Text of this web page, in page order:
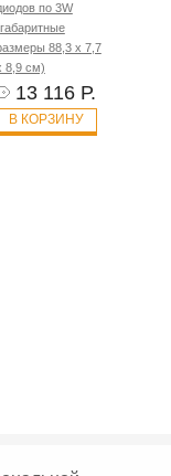
по 3W
88,3 х 7,7
8,9 см)
13 116 Р.
В КОРЗИНУ